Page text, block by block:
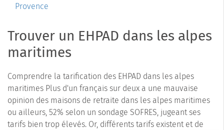
Provence
Trouver un EHPAD dans les alpes
maritimes
Comprendre la tarification des EHPAD dans les alpes
maritimes Plus d'un français sur deux a une mauvaise
opinion des maisons de retraite dans les alpes maritimes
ou ailleurs, 52% selon un sondage SOFRES, jugeant ses
tarifs bien trop élevés. Or, différents tarifs existent et de